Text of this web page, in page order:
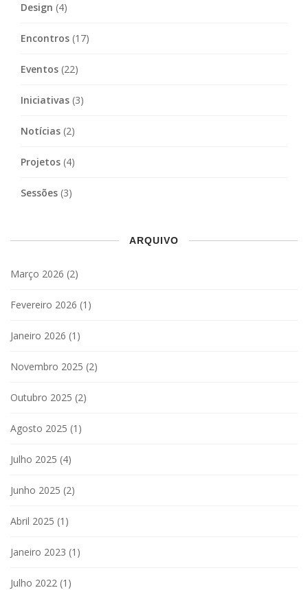
Design (4)
Encontros (17)
Eventos (22)
Iniciativas (3)
Notícias (2)
Projetos (4)
Sessões (3)
ARQUIVO
Março 2026 (2)
Fevereiro 2026 (1)
Janeiro 2026 (1)
Novembro 2025 (2)
Outubro 2025 (2)
Agosto 2025 (1)
Julho 2025 (4)
Junho 2025 (2)
Abril 2025 (1)
Janeiro 2023 (1)
Julho 2022 (1)